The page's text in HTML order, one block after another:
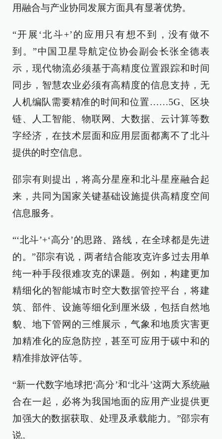
用融合与产业协同发展方面具有显著优势。
“开展‘北斗+’的应用只有想不到，没有做不
到。”中国卫星导航定位协会副会长张全德表
示，现代物流必须基于高精度位置跟踪和时间
同步，智慧农业必须有高精度的信息支持，无
人机编队需要精准的时间和位置……5G、区块
链、人工智能、物联网、大数据、云计算等数
字经济，在技术层面和应用层面都离不了北斗
提供的时空信息。
邵宗有则提出，将高分星座和北斗星座融合起
来，共同为国家关键基础设施提供高精度空间
信息服务。
“‘北斗’+‘高分’的思路、路线，在全球都是先进
的。”邵宗有说，两者结合能攻克许多过去用单
纯一种手段很难攻克的课题。例如，构建更加
精细化的智能城市时空大数据管控平台，将建
筑、部件、设施等细化到厘米级，包括自然地
貌、地下管网的三维展示，气象和地质灾害更
加精准化的应急防控，甚至可应用于碳中和的
精准排放评估等。
“新一代数字地球把‘高分’和‘北斗’这两大系统融
合在一起，必将为我国地面的应用产业提供更
加强大的数据获取、处理及承载能力。”邵宗有
说。